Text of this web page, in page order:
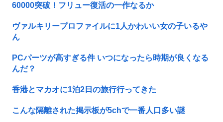
60000突破！フリュー復活の一作なるか
ヴァルキリープロファイルに1人かわいい女の子いるや
ん
PCパーツが高すぎる件 いつになったら時期が良くなる
んだ？
香港とマカオに1泊2日の旅行行ってきた
こんな隔離された掲示板が5chで一番人口多い謎